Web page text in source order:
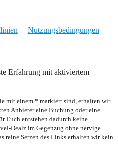
Nutzungsbedingungen
Erfahrung mit aktiviertem
mit einem * markiert sind, erhalten wir
Anbieter eine Buchung oder eine
Euch entstehen dadurch keine
Dealz im Gegenzug ohne nervige
reine Setzen des Links erhalten wir kein